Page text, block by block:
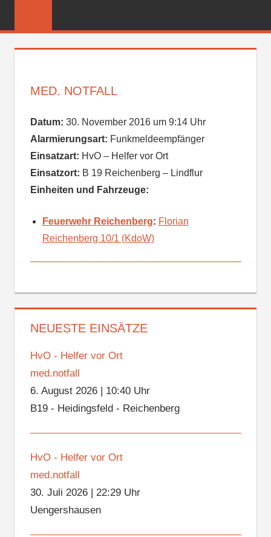
FEUERWEHR
MED. NOTFALL
Datum: 30. November 2016 um 9:14 Uhr
Alarmierungsart: Funkmeldeempfänger
Einsatzart: HvO – Helfer vor Ort
Einsatzort: B 19 Reichenberg – Lindflur
Einheiten und Fahrzeuge:
Feuerwehr Reichenberg: Florian
Reichenberg 10/1 (KdoW)
NEUESTE EINSÄTZE
HvO - Helfer vor Ort
med.notfall
6. August 2026| 10:40 Uhr
B19 - Heidingsfeld - Reichenberg
HvO - Helfer vor Ort
med.notfall
30. Juli 2026| 22:29 Uhr
Uengershausen